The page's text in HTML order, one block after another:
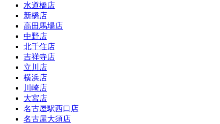
水道橋店
新橋店
高田馬場店
中野店
北千住店
吉祥寺店
立川店
横浜店
川崎店
大宮店
名古屋駅西口店
名古屋大須店